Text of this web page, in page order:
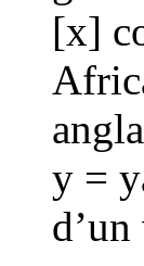
[x]
y =